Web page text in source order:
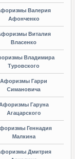
Валерия
Афонченко
Виталия
Власенко
Владимира
Туровского
Афоризмы Гарри
Симановича
Гаруна
Агацарского
Геннадия
Малкина
Дмитрия